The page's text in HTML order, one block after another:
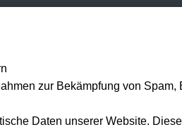
zur Bekämpfung von Spam,
Daten unserer Website. Diese